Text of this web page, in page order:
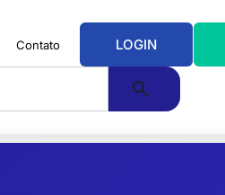
Contato LOGIN